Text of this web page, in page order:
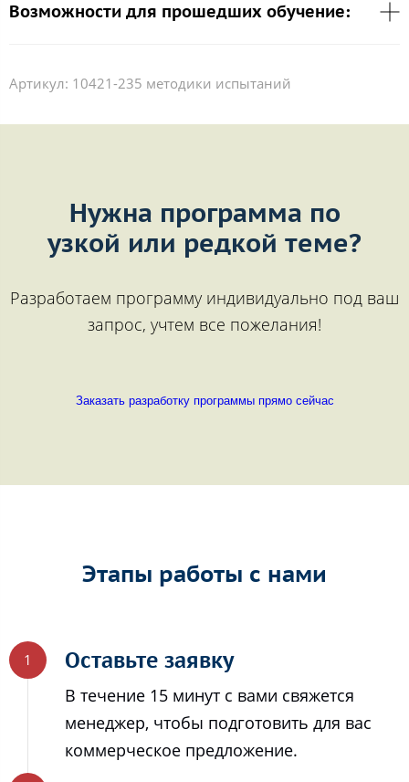
Возможности для прошедших обучение:
Артикул: 10421-235 методики испытаний
Нужна программа по
узкой или редкой теме?
Разработаем программу индивидуально под ваш
запрос, учтем все пожелания!
Заказать разработку программы прямо сейчас
Этапы работы с нами
Оставьте заявку
В течение 15 минут с вами свяжется
менеджер, чтобы подготовить для вас
коммерческое предложение.